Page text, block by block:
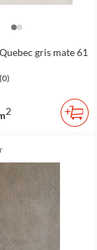
gris mate 61
(0)
2